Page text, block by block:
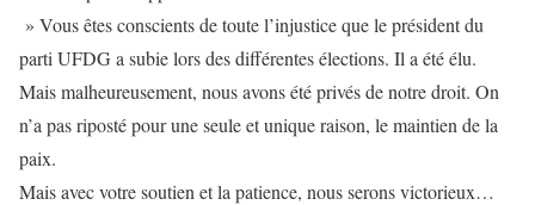
» Vous êtes conscients de toute l’injustice que le président du
parti UFDG a subie lors des différentes élections. Il a été élu.
Mais malheureusement, nous avons été privés de notre droit. On
n’a pas riposté pour une seule et unique raison, le maintien de la
paix.
Mais avec votre soutien et la patience, nous serons victorieux…